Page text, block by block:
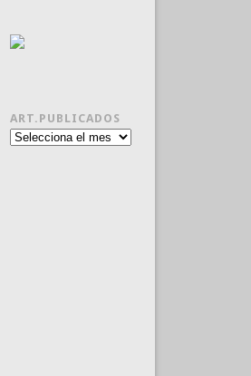
ART.PUBLICADOS
Art.publicados